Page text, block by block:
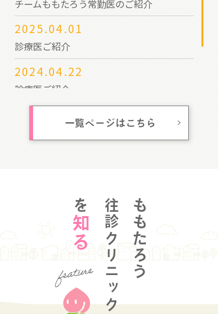
チームももたろう常勤医のご紹介
2025.04.01
診療医ご紹介
2024.04.22
診療医ご紹介
岡山市民と医師会の集いご案内
一覧ページはこちら
ももたろう
往診クリニック
を
知る